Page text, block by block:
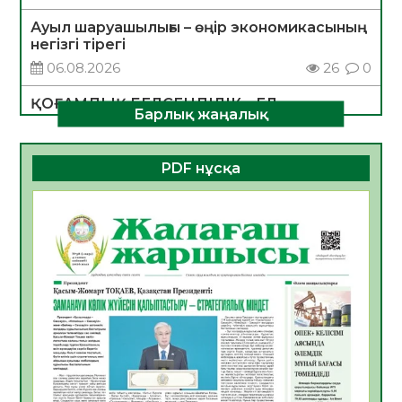
Ауыл шаруашылығы – өңір экономикасының
негізгі тірегі
06.08.2026
26 0
ҚОҒАМДЫҚ БЕЛСЕНДІЛІК – ЕЛ
ДАМУЫНЫҢ НЕГІЗІ
06.08.2026
24 0
ҚҰРЫЛТАЙ САЙЛАУЫ – БОЛАШАҚҚА
06.08.2026
Инфекциялық ауруларға қарсы иммундау
жұмыстарының тиімділігі
06.08.2026
28
Көкжөтел ауруы туралы
06.08.2026
25
АПВ вакцинасы туралы мәлімет
Барлық жаңалық
PDF нұсқа